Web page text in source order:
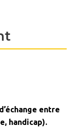
entre
handicap).